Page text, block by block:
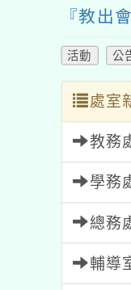
『教出
活動 公
處室
教務
學務
總務
輔導